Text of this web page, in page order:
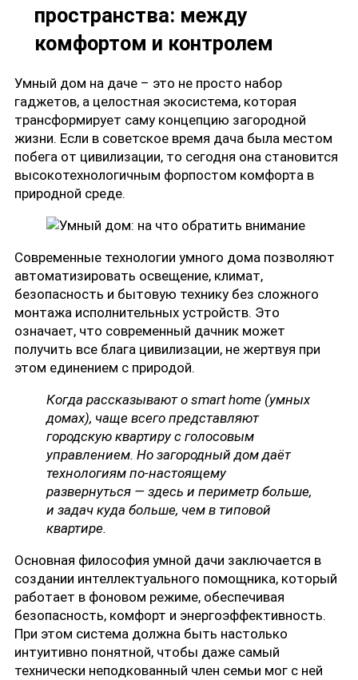
пространства: между
комфортом и контролем
Умный дом на даче – это не просто набор
гаджетов, а целостная экосистема, которая
трансформирует саму концепцию загородной
жизни. Если в советское время дача была местом
побега от цивилизации, то сегодня она становится
высокотехнологичным форпостом комфорта в
природной среде.
Современные технологии умного дома позволяют
автоматизировать освещение, климат,
безопасность и бытовую технику без сложного
монтажа исполнительных устройств. Это
означает, что современный дачник может
получить все блага цивилизации, не жертвуя при
этом единением с природой.
Когда рассказывают о smart home (умных
домах), чаще всего представляют
городскую квартиру с голосовым
управлением. Но загородный дом даёт
технологиям по-настоящему
развернуться — здесь и периметр больше,
и задач куда больше, чем в типовой
квартире.
Основная философия умной дачи заключается в
создании интеллектуального помощника, который
работает в фоновом режиме, обеспечивая
безопасность, комфорт и энергоэффективность.
При этом система должна быть настолько
интуитивно понятной, чтобы даже самый
технически неподкованный член семьи мог с ней